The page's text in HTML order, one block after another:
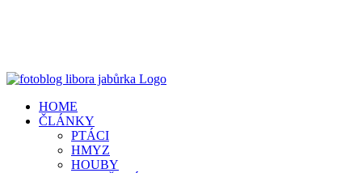
HOME
ČLÁNKY
PTÁCI
HMYZ
HOUBY